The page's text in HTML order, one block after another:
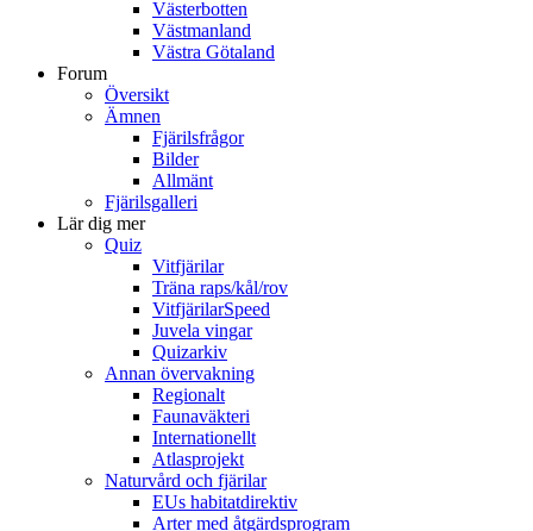
Västerbotten
Västmanland
Västra Götaland
Forum
Översikt
Ämnen
Fjärilsfrågor
Bilder
Allmänt
Fjärilsgalleri
Lär dig mer
Quiz
Vitfjärilar
Träna raps/kål/rov
VitfjärilarSpeed
Juvela vingar
Quizarkiv
Annan övervakning
Regionalt
Faunaväkteri
Internationellt
Atlasprojekt
Naturvård och fjärilar
EUs habitatdirektiv
Arter med åtgärdsprogram